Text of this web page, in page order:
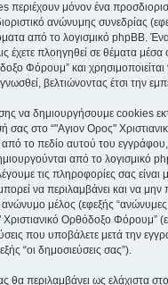
μόνον ένα
ανώνυμης συνεδρίας
από το λογισμικό phpBB.
έχετε πλοηγηθεί σε θέματα
Φόρουμ” και
βελτιώνοντας έτσι την
να δημιουργήσουμε cookies
σας στο “"Αγιον Ορος"
από το πεδίο αυτού του
από το λογισμικό
τις πληροφορίες σας
να περιλαμβάνει και να μην
μέλος (εφεξής
Ορθόδοξο Φόρουμ”
που υποβάλετε μετά την
“οι δημοσιεύσεις σας”).
θα περιλαμβάνει ως ελάχιστα